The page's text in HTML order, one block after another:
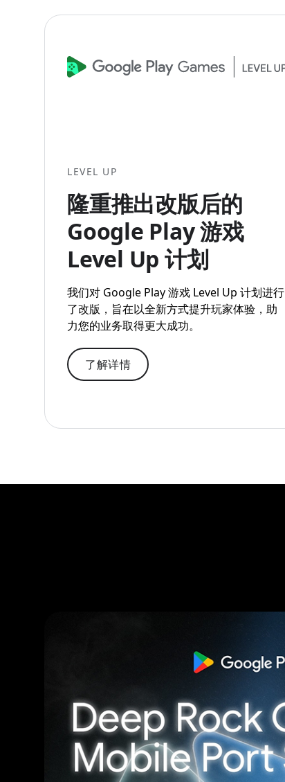
LEVEL UP
隆重推出改版后的
Google Play 游戏
Level Up 计划
我们对 Google Play 游戏 Level Up 计划进行
了改版，旨在以全新方式提升玩家体验，助
力您的业务取得更大成功。
了解详情